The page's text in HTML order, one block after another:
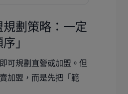
劃策略：一定
」
可規劃直營或加盟。但
加盟，而是先把「範